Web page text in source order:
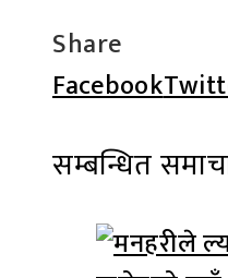
Share
Facebook
सम्बन्धित